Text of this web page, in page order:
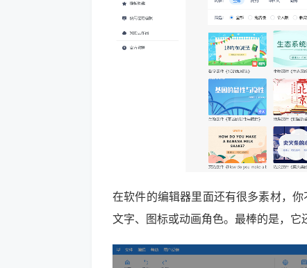
在软件的编辑器里面还有很多素材，
文字、图标或动画角色。最棒的是，它